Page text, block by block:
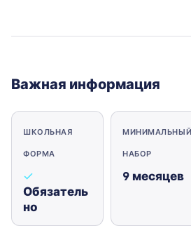
Важная информация
ШКОЛЬНАЯ
ФОРМА
Обязатель
но
МИНИМАЛЬНЫЙ
НАБОР
9 месяцев